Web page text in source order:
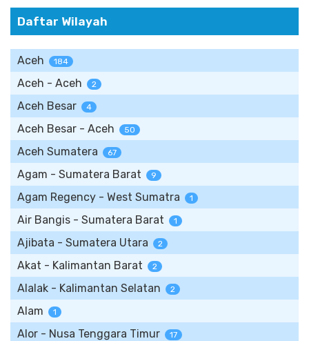
Daftar Wilayah
Aceh 184
Aceh - Aceh 2
Aceh Besar 4
Aceh Besar - Aceh 50
Aceh Sumatera 67
Agam - Sumatera Barat 9
Agam Regency - West Sumatra 1
Air Bangis - Sumatera Barat 1
Ajibata - Sumatera Utara 2
Akat - Kalimantan Barat 2
Alalak - Kalimantan Selatan 2
Alam 1
Alor - Nusa Tenggara Timur 17